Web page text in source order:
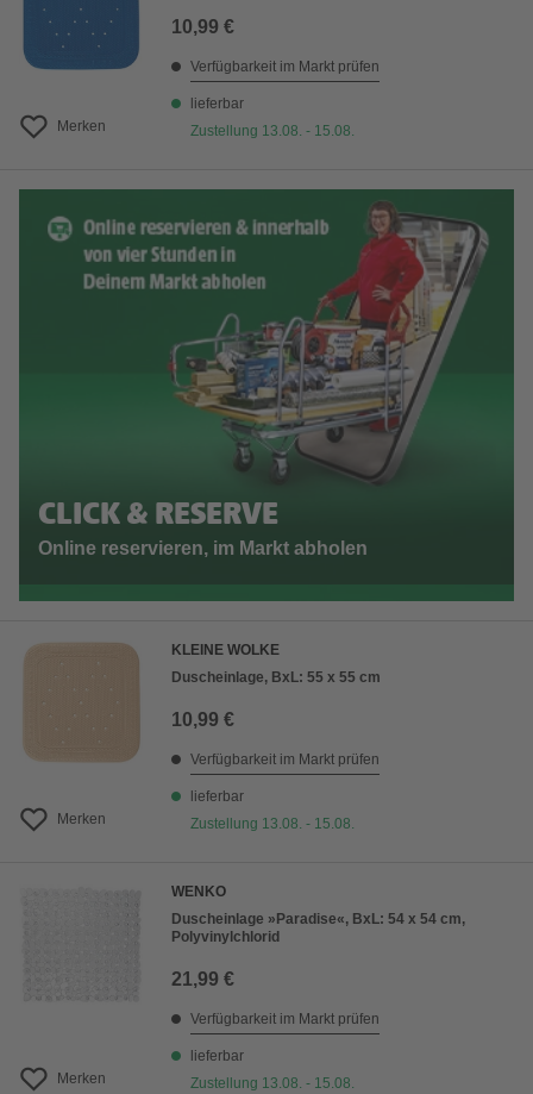
Merken
10,99 €
Verfügbarkeit im Markt prüfen
lieferbar
Zustellung 13.08. - 15.08.
CLICK & RESERVE
Online reservieren, im Markt abholen
Merken
KLEINE WOLKE
Duscheinlage, BxL: 55 x 55 cm
10,99 €
Verfügbarkeit im Markt prüfen
lieferbar
Zustellung 13.08. - 15.08.
Merken
WENKO
Duscheinlage »Paradise«, BxL: 54 x 54 cm,
Polyvinylchlorid
21,99 €
Verfügbarkeit im Markt prüfen
lieferbar
Zustellung 13.08. - 15.08.